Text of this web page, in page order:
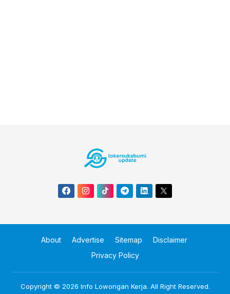
About Advertise Sitemap
Disclaimer
Privacy Policy
Copyright © 2026 Info Lowongan Kerja. All Right Reserved.